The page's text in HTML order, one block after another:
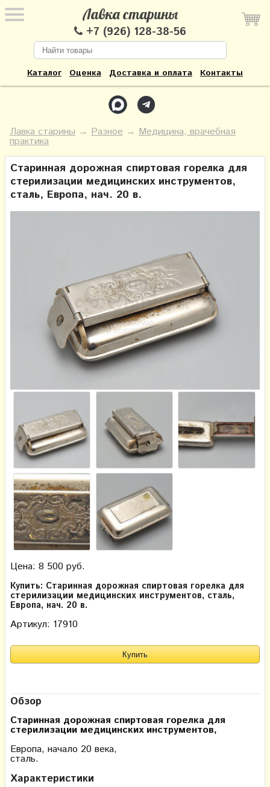
Лавка старины
+7 (926) 128-38-56
Каталог Оценка Доставка и оплата Контакты
Лавка старины → Разное → Медицина, врачебная
практика
Старинная дорожная спиртовая горелка для
стерилизации медицинских инструментов,
сталь, Европа, нач. 20 в.
Цена: 8 500 руб.
Купить: Старинная дорожная спиртовая горелка для
стерилизации медицинских инструментов, сталь,
Европа, нач. 20 в.
Артикул: 17910
Обзор
Старинная дорожная спиртовая горелка для
стерилизации медицинских инструментов,
Европа, начало 20 века,
сталь.
Характеристики